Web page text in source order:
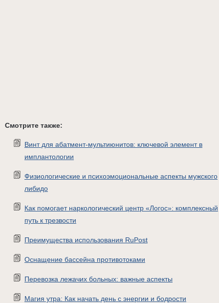
Смотрите также:
Винт для абатмент-мультиюнитов: ключевой элемент в
имплантологии
Физиологические и психоэмоциональные аспекты мужского
либидо
Как помогает наркологический центр «Логос»: комплексный
путь к трезвости
Преимущества использования RuPost
Оснащение бассейна противотоками
Перевозка лежачих больных: важные аспекты
Магия утра: Как начать день с энергии и бодрости